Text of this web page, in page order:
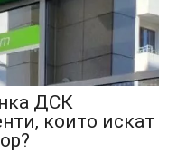
ДСК
които искат